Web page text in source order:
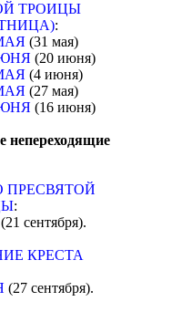
ТРОИЦЫ
:
(31 мая)
(20 июня)
(4 июня)
(27 мая)
(16 июня)
непереходящие
ПРЕСВЯТОЙ
:
(21 сентября).
КРЕСТА
(27 сентября).